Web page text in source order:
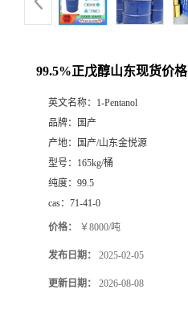
99.5%正戊醇山东现货价格
英文名称： 1-Pentanol
品牌：
国产
产地：
国产/山东金悦源
型号： 165kg/桶
纯度： 99.5
cas： 71-41-0
价格： ￥8000/吨
发布日期： 2025-02-05
更新日期： 2026-08-08